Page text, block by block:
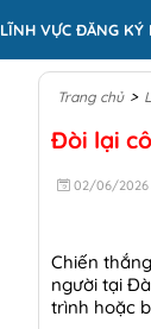
LĨNH VỰC ĐĂNG KÝ
Trang chủ >
Đòi lại
02/06/2026
Chiến
người tại
trình hoặc